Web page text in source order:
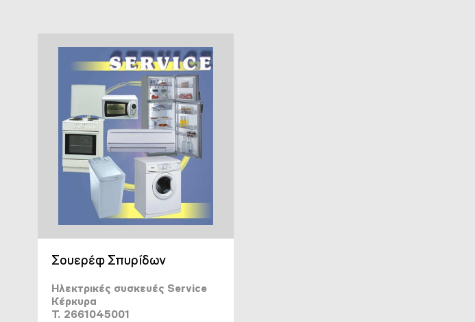
Σουερέφ Σπυρίδων
Ηλεκτρικές συσκευές Service
Κέρκυρα
T. 2661045001